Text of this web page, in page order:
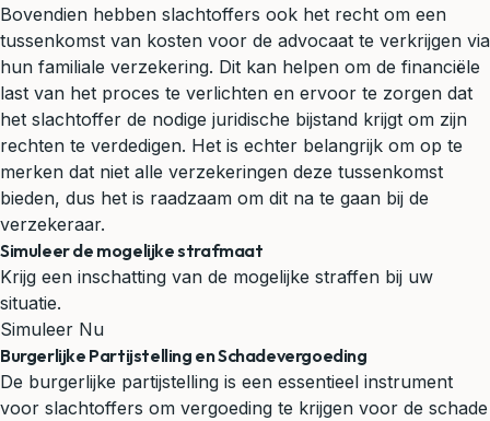
Bovendien hebben slachtoffers ook het recht om een
tussenkomst van kosten voor de advocaat te verkrijgen via
hun familiale verzekering. Dit kan helpen om de financiële
last van het proces te verlichten en ervoor te zorgen dat
het slachtoffer de nodige juridische bijstand krijgt om zijn
rechten te verdedigen. Het is echter belangrijk om op te
merken dat niet alle verzekeringen deze tussenkomst
bieden, dus het is raadzaam om dit na te gaan bij de
verzekeraar.
Simuleer de mogelijke strafmaat
Krijg een inschatting van de mogelijke straffen bij uw
situatie.
Simuleer Nu
Burgerlijke Partijstelling en Schadevergoeding
De burgerlijke partijstelling is een essentieel instrument
voor slachtoffers om vergoeding te krijgen voor de schade